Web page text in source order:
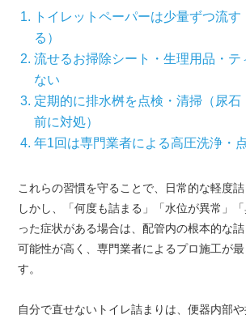
トイレットペーパーは少量ずつ流
る）
流せるお掃除シート・生理用品・テ
ない
定期的に排水桝を点検・清掃（尿石
前に対処）
年1回は専門業者による高圧洗浄・
これらの習慣を守ることで、日常的な軽度詰
しかし、「何度も詰まる」「水位が異常」
った症状がある場合は、配管内の根本的な
可能性が高く、専門業者によるプロ施工が
す。
自分で直せないトイレ詰まりは、便器内部